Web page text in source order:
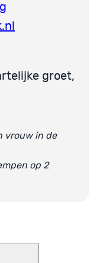
groet,
vrouw in de
op 2